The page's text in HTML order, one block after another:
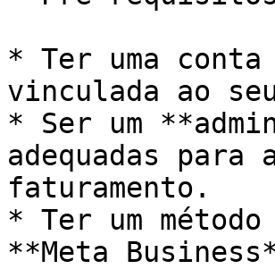
* Ter uma
vinculada ao
* Ser um
adequadas para
faturamento.
* Ter um
**Meta